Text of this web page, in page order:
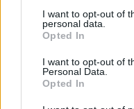
I want to opt-out of
personal data.
Opted In
I want to opt-out of
Personal Data.
Opted In